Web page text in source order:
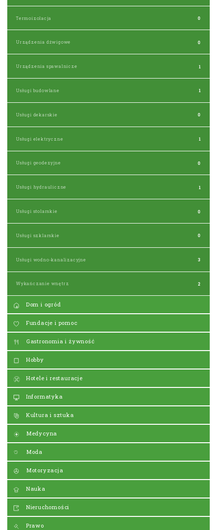
Termoizolacja 0
Urządzenia dźwigowe 0
Urządzenia spawalnicze 1
Usługi budowlane 1
Usługi dekarskie 0
Usługi elektryczne 1
Usługi geodezyjne 0
Usługi hydrauliczne 1
Usługi stolarskie 0
Usługi szklarskie 0
Usługi wodno-kanalizacyjne 3
Wykańczanie wnętrz 2
Dom i ogród
Fundacje i pomoc
Gastronomia i żywność
Hobby
Hotele i restauracje
Informatyka
Kultura i sztuka
Medycyna
Moda
Motoryzacja
Nauka
Nieruchomości
Prawo